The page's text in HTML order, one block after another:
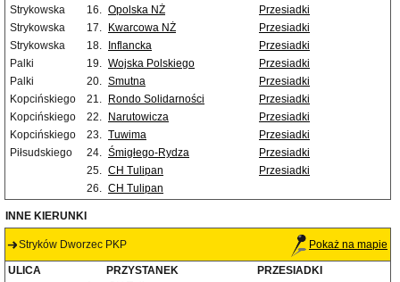
Strykowska
16. Opolska NŻ
Przesiadki
Strykowska
17. Kwarcowa NŻ
Przesiadki
Strykowska
18. Inflancka
Przesiadki
Palki
19. Wojska Polskiego
Przesiadki
Palki
20. Smutna
Przesiadki
Kopcińskiego
21. Rondo Solidarności
Przesiadki
Kopcińskiego
22. Narutowicza
Przesiadki
Kopcińskiego
23. Tuwima
Przesiadki
Piłsudskiego
24. Śmigłego-Rydza
Przesiadki
25. CH Tulipan
Przesiadki
26. CH Tulipan
INNE KIERUNKI
Stryków Dworzec PKP Pokaż na mapie
ULICA PRZYSTANEK
PRZESIADKI